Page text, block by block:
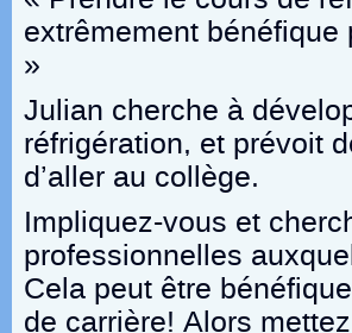
extrêmement bénéfique
»
Julian cherche à
réfrigération, et prévoit
d’aller au collège.
Impliquez-vous et
professionnelles
Cela peut être
de carrière! Alors